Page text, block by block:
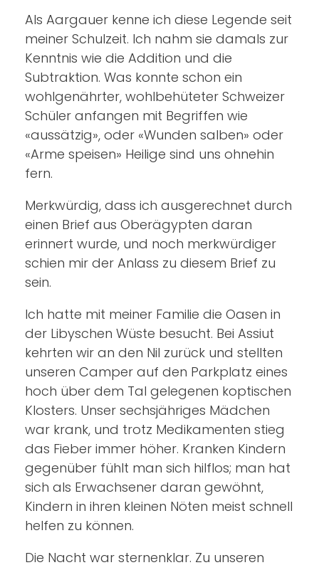
Als Aargauer kenne ich diese Legende seit
meiner Schulzeit. Ich nahm sie damals zur
Kenntnis wie die Addition und die
Subtraktion. Was konnte schon ein
wohlgenährter, wohlbehüteter Schweizer
Schüler anfangen mit Begriffen wie
«aussätzig», oder «Wunden salben» oder
«Arme speisen» Heilige sind uns ohnehin
fern.
Merkwürdig, dass ich ausgerechnet durch
einen Brief aus Oberägypten daran
erinnert wurde, und noch merkwürdiger
schien mir der Anlass zu diesem Brief zu
sein.
Ich hatte mit meiner Familie die Oasen in
der Libyschen Wüste besucht. Bei Assiut
kehrten wir an den Nil zurück und stellten
unseren Camper auf den Parkplatz eines
hoch über dem Tal gelegenen koptischen
Klosters. Unser sechsjähriges Mädchen
war krank, und trotz Medikamenten stieg
das Fieber immer höher. Kranken Kindern
gegenüber fühlt man sich hilflos; man hat
sich als Erwachsener daran gewöhnt,
Kindern in ihren kleinen Nöten meist schnell
helfen zu können.
Die Nacht war sternenklar. Zu unseren